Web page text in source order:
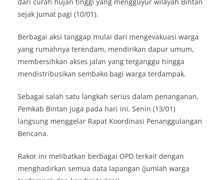
dari curah hujan tinggi yang mengguyur wilayah Bintan
sejak Jumat pagi (10/01).
Berbagai aksi tanggap mulai dari mengevakuasi warga
yang rumahnya terendam, mendirikan dapur umum,
membersihkan akses jalan yang terganggu hingga
mendistribusikan sembako bagi warga terdampak.
Sebagai salah satu langkah serius dalam penanganan,
Pemkab Bintan juga pada hari ini, Senin (13/01)
langsung menggelar Rapat Koordinasi Penanggulangan
Bencana.
Rakor ini melibatkan berbagai OPD terkait dengan
menghadirkan semua data lapangan (jumlah warga